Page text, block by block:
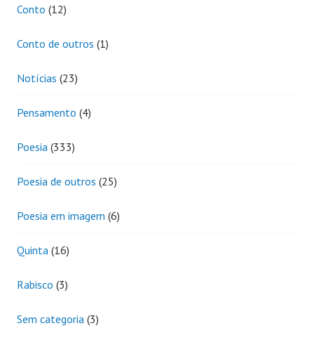
Conto (12)
Conto de outros (1)
Notícias (23)
Pensamento (4)
Poesia (333)
Poesia de outros (25)
Poesia em imagem (6)
Quinta (16)
Rabisco (3)
Sem categoria (3)